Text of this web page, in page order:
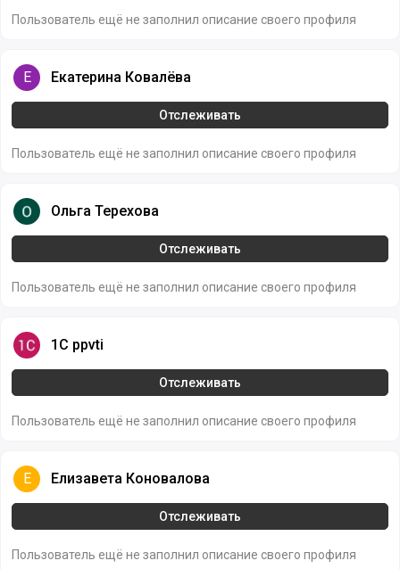
Пользователь ещё не заполнил описание своего профиля
Екатерина Ковалёва
Е Екатерина Ковалёва
Отслеживать
Пользователь ещё не заполнил описание своего профиля
Ольга Терехова
Ольга Терехова
Отслеживать
Пользователь ещё не заполнил описание своего профиля
1C ppvti1C ppvti
Отслеживать
Пользователь ещё не заполнил описание своего профиля
Елизавета Коновалова
Е Елизавета Коновалова
Отслеживать
Пользователь ещё не заполнил описание своего профиля